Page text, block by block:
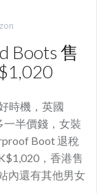
Boots 售
時機，英國
一半價錢，女裝
Boot 退稅
，香港售
內還有其他男女